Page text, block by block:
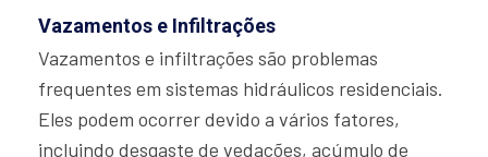
Vazamentos e Infiltrações
Vazamentos e infiltrações são problemas
frequentes em sistemas hidráulicos residenciais.
Eles podem ocorrer devido a vários fatores,
incluindo desgaste de vedações, acúmulo de